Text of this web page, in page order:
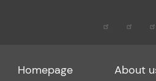
Footer
Homepage
Footer
About